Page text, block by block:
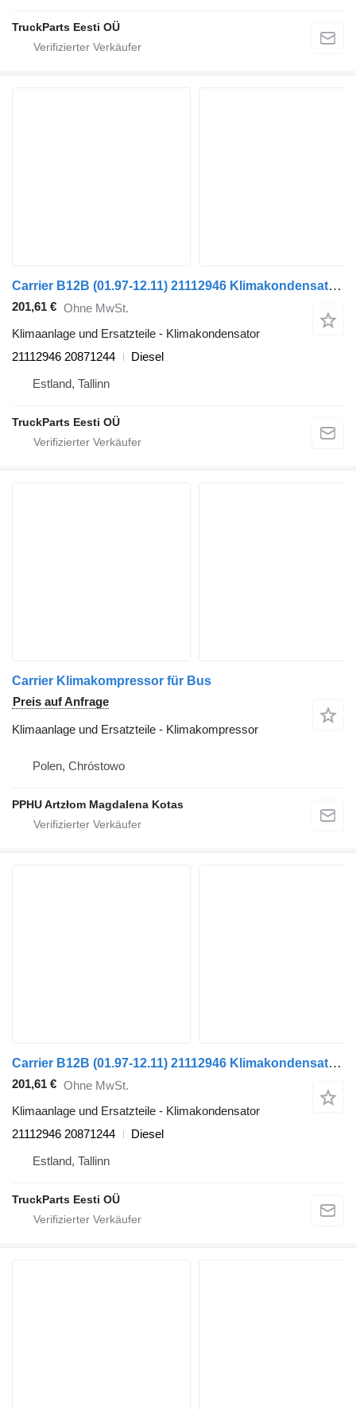
TruckParts Eesti OÜ
Carrier B12B (01.97-12.11) 21112946 Klimakondensator für Volvo B6, B7, B9, B10, B12 bus (1978-2011)
201,61 € Ohne MwSt.
Klimaanlage und Ersatzteile - Klimakondensator
21112946 20871244
Diesel
Estland, Tallinn
TruckParts Eesti OÜ
Carrier Klimakompressor für Bus
Preis auf Anfrage
Klimaanlage und Ersatzteile - Klimakompressor
Polen, Chróstowo
PPHU Artzłom Magdalena Kotas
Carrier B12B (01.97-12.11) 21112946 Klimakondensator für Volvo B6, B7, B9, B10, B12 bus (1978-2011)
201,61 € Ohne MwSt.
Klimaanlage und Ersatzteile - Klimakondensator
21112946 20871244
Diesel
Estland, Tallinn
TruckParts Eesti OÜ